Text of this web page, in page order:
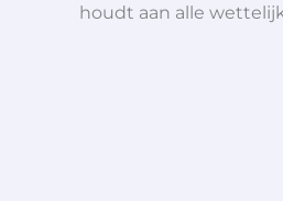
houdt aan alle